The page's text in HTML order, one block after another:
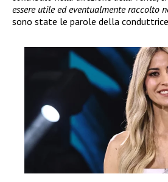
essere utile ed eventualmente raccolto
sono state le parole della